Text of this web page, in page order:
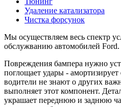
Удаление катализатора
Чистка форсунок
Мы осуществляем весь спектр
обслужванию автомобилей Ford.
Повреждения бампера нужно
поглощает удары -
водители не знают о других
выполняет этот компонент.
украшает переднюю и заднюю